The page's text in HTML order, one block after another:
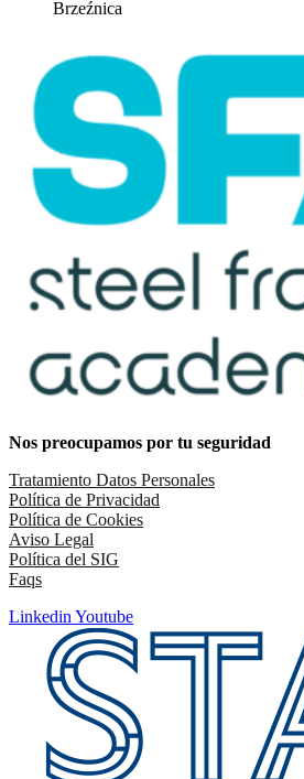
Brzeźnica
Nos preocupamos por tu seguridad
Tratamiento Datos Personales
Política de Privacidad
Política de Cookies
Aviso Legal
Política del SIG
Faqs
Linkedin Youtube